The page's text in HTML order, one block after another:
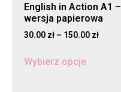
English in Action A1 –
wersja papierowa
30.00 zł – 150.00 zł
Wybierz opcje